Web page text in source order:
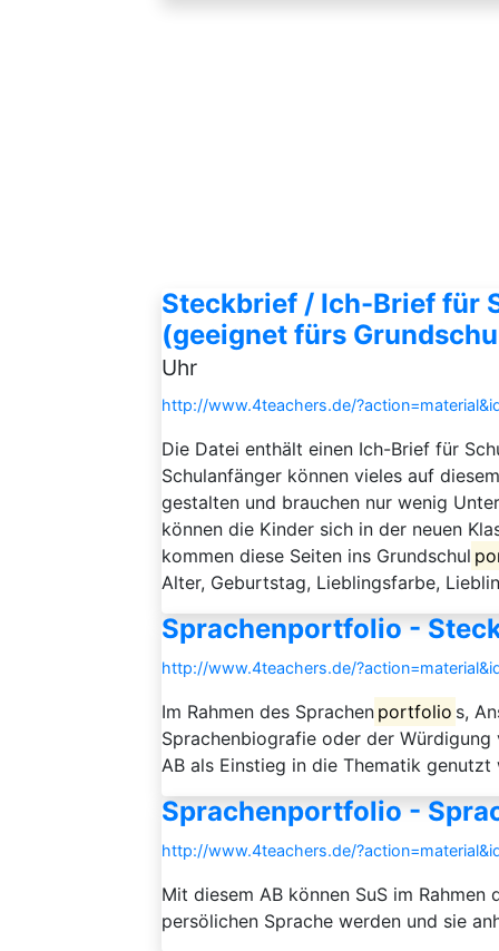
Steckbrief / Ich-Brief für
(geeignet fürs
Uhr
http://www.4teachers.de/
Die Datei enthält einen Ich-Brief für
Schulanfänger können vieles auf
gestalten und brauchen nur wenig
können die Kinder sich in der neuen
kommen diese Seiten ins Grundschul
Alter, Geburtstag, Lieblingsfarbe,
Sprachenportfolio -
http://www.4teachers.de/
Im Rahmen des Sprachen portfolio s,
Sprachenbiografie oder der Würdigung
AB als Einstieg in die Thematik genutzt
Sprachenportfolio -
http://www.4teachers.de/
Mit diesem AB können SuS im Rahmen
persölichen Sprache werden und sie